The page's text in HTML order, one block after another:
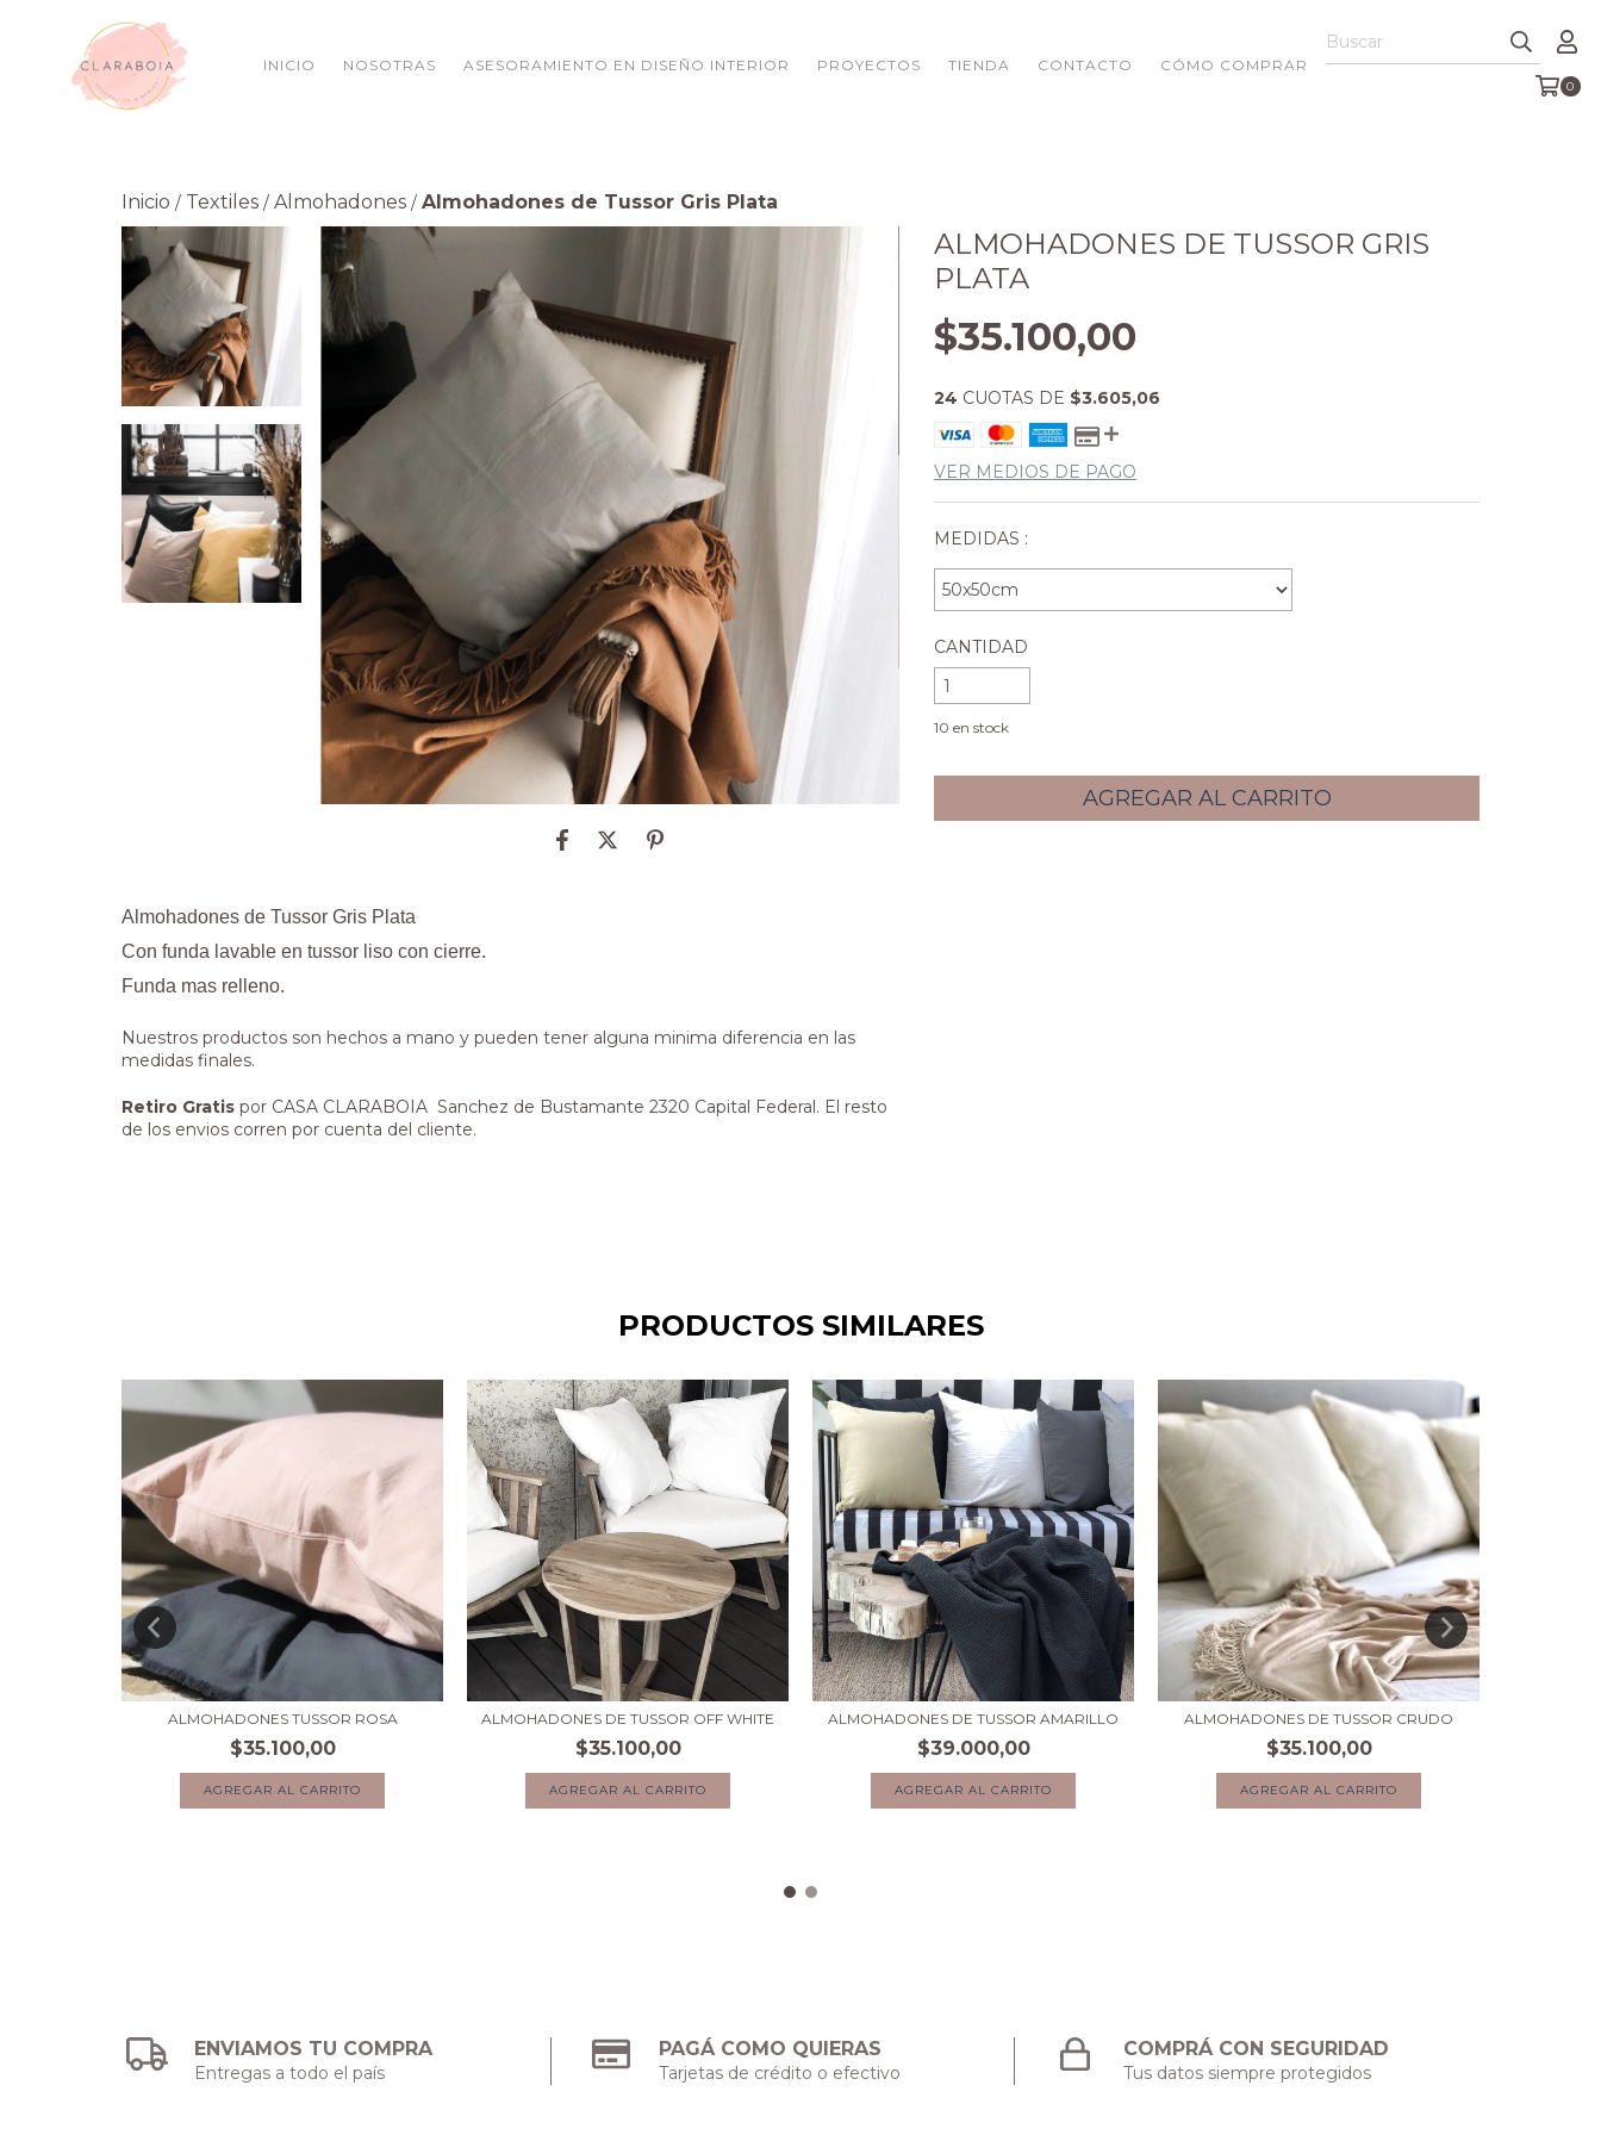
INICIO NOSOTRAS ASESORAMIENTO EN DISEÑO INTERIOR PROYECTOS TIENDA CONTACTO CÓMO COMPRAR
0
Inicio / Textiles / Almohadones / Almohadones de Tussor Gris Plata
Almohadones de Tussor Gris Plata
Con funda lavable en tussor liso con cierre.
Funda mas relleno.
Nuestros productos son hechos a mano y pueden tener alguna minima diferencia en las
medidas finales.
Retiro Gratis por CASA CLARABOIA Sanchez de Bustamante 2320 Capital Federal. El resto
de los envios corren por cuenta del cliente.
ALMOHADONES DE TUSSOR GRIS
PLATA
$35.100,00
24 CUOTAS DE $3.605,06
VER MEDIOS DE PAGO
MEDIDAS :
CANTIDAD
10 en stock
PRODUCTOS SIMILARES
ALMOHADONES TUSSOR ROSA
$35.100,00
AGREGAR AL CARRITO
ALMOHADONES DE TUSSOR OFF WHITE
$35.100,00
AGREGAR AL CARRITO
ALMOHADONES DE TUSSOR AMARILLO
$39.000,00
AGREGAR AL CARRITO
ALMOHADONES DE TUSSOR CRUDO
$35.100,00
AGREGAR AL CARRITO
ENVIAMOS TU COMPRA
Entregas a todo el país
PAGÁ COMO QUIERAS
Tarjetas de crédito o efectivo
COMPRÁ CON SEGURIDAD
Tus datos siempre protegidos